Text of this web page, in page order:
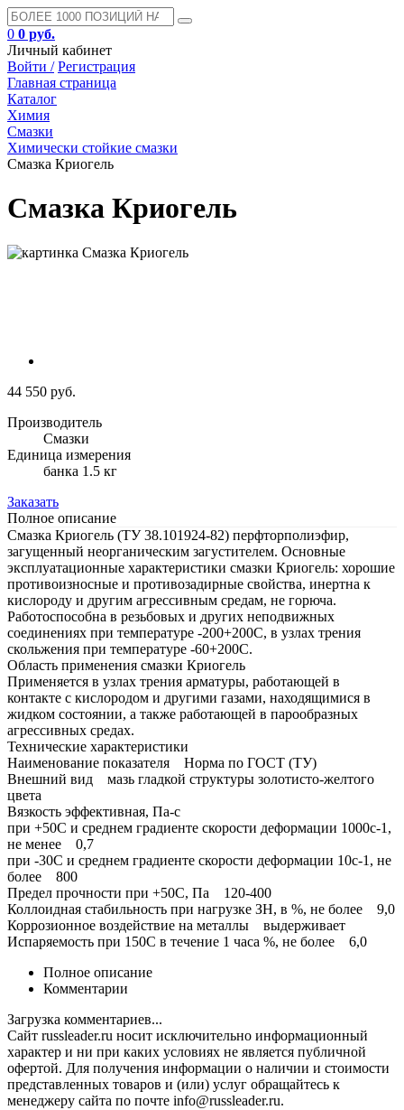
0 0 руб.
Личный кабинет
Войти / Регистрация
Главная страница
Каталог
Химия
Смазки
Химически стойкие смазки
Смазка Криогель
Смазка Криогель
44 550 руб.
Производитель
Смазки
Единица измерения
банка 1.5 кг
Заказать
Полное описание
Смазка Криогель (ТУ 38.101924-82) перфторполиэфир,
загущенный неорганическим загустителем. Основные
эксплуатационные характеристики смазки Криогель: хорошие
противоизносные и противозадирные свойства, инертна к
кислороду и другим агрессивным средам, не горюча.
Работоспособна в резьбовых и других неподвижных
соединениях при температуре -200+200С, в узлах трения
скольжения при температуре -60+200С.
Область применения смазки Криогель
Применяется в узлах трения арматуры, работающей в
контакте с кислородом и другими газами, находящимися в
жидком состоянии, а также работающей в парообразных
агрессивных средах.
Технические характеристики
Наименование показателя Норма по ГОСТ (ТУ)
Внешний вид мазь гладкой структуры золотисто-желтого
цвета
Вязкость эффективная, Па-с
при +50С и среднем градиенте скорости деформации 1000с-1,
не менее 0,7
при -30С и среднем градиенте скорости деформации 10с-1, не
более 800
Предел прочности при +50С, Па 120-400
Коллоидная стабильность при нагрузке ЗН, в %, не более 9,0
Коррозионное воздействие на металлы выдерживает
Испаряемость при 150С в течение 1 часа %, не более 6,0
Полное описание
Комментарии
Загрузка комментариев...
Сайт russleader.ru носит исключительно информационный
характер и ни при каких условиях не является публичной
офертой. Для получения информации о наличии и стоимости
представленных товаров и (или) услуг обращайтесь к
менеджеру сайта по почте info@russleader.ru.